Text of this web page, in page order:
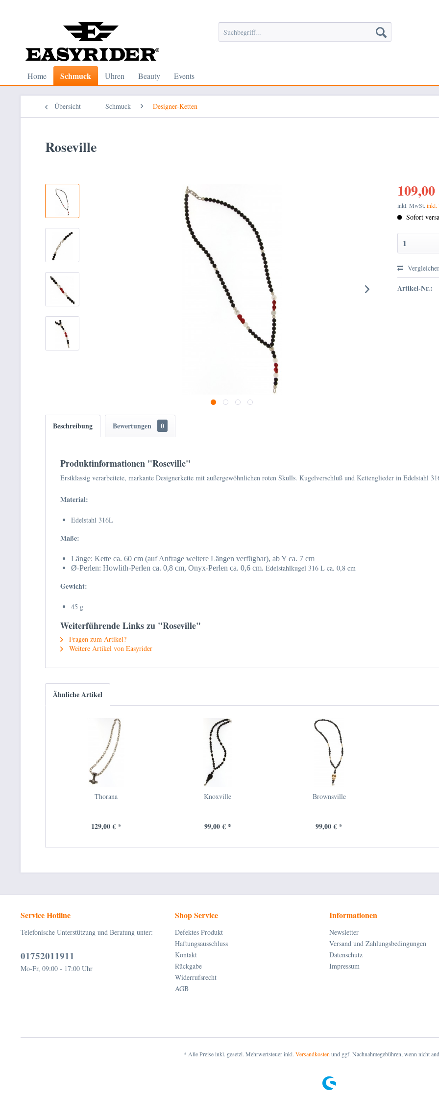
Home Schmuck Uhren Beauty Events
Übersicht Schmuck Designer-Ketten
Roseville
inkl. MwSt.inkl.
Sofort
Artikel-Nr.:
Beschreibung Bewertungen 0
Produktinformationen "Roseville"
Erstklassig verarbeitete, markante Designerkette mit außergewöhnlichen roten Skulls. Kugelverschluß und Kettenglieder in Edelstahl
Material:
Edelstahl 316L
Maße:
Länge: Kette ca. 60 cm (auf Anfrage weitere Längen verfügbar), ab Y ca. 7 cm
Ø-Perlen: Howlith-Perlen ca. 0,8 cm, Onyx-Perlen ca. 0,6 cm. Edelstahlkugel 316 L ca. 0,8 cm
Gewicht:
45 g
Weiterführende Links zu "Roseville"
Fragen zum Artikel?
Weitere Artikel von Easyrider
Ähnliche Artikel
Thorana
129,00 € *
Knoxville
99,00 € *
Brownsville
99,00 € *
Service Hotline
Telefonische Unterstützung und Beratung unter:
01752011911
Mo-Fr, 09:00 - 17:00 Uhr
Shop Service
Defektes Produkt
Haftungsausschluss
Kontakt
Rückgabe
Widerrufsrecht
AGB
Informationen
Newsletter
Versand und Zahlungsbedingungen
Datenschutz
Impressum
* Alle Preise inkl. gesetzl. Mehrwertsteuer inkl. Versandkostenund ggf. Nachnahmegebühren, wenn nicht